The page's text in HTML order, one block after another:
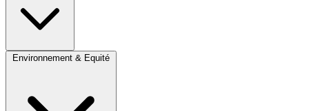
Environnement & Equité